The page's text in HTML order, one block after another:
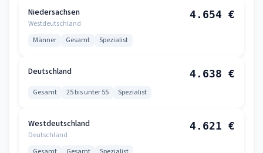
Niedersachsen
Westdeutschland
4.654 €
Männer Gesamt Spezialist
Deutschland 4.638 €
Gesamt 25 bis unter 55 Spezialist
Westdeutschland
Deutschland
4.621 €